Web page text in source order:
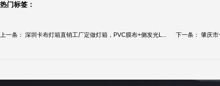
热门标签：
上一条： 深圳卡布灯箱直销工厂定做灯箱，PVC膜布+侧发光L... 下一条： 肇庆市